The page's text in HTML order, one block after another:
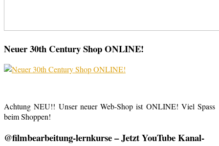
Neuer 30th Century Shop ONLINE!
Achtung NEU!! Unser neuer Web-Shop ist ONLINE! Viel Spass
beim Shoppen!
@filmbearbeitung-lernkurse – Jetzt YouTube Kanal-